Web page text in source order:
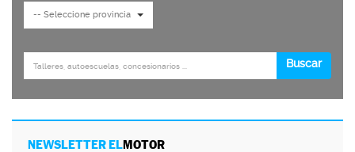
NEWSLETTER ELMOTOR